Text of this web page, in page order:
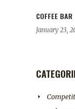
COFFEE BAR
January 23,